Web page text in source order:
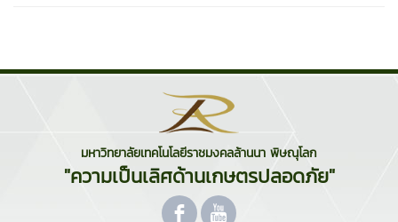
มหาวิทยาลัยเทคโนโลยีราชมงคลล้านนา พิษณุโลก
"ความเป็นเลิศด้านเกษตรปลอดภัย"